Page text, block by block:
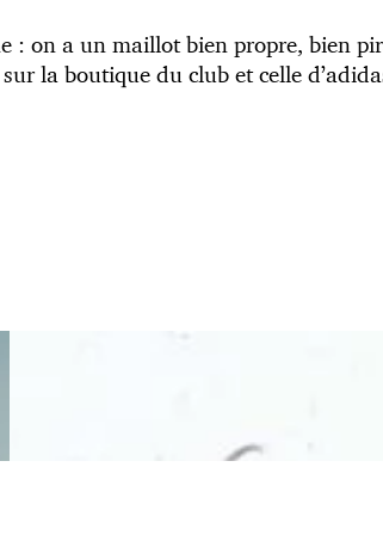
: on a un maillot bien propre, bien
la boutique du club et celle